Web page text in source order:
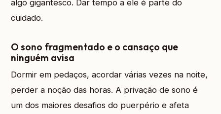
algo gigantesco. Dar tempo a ele é parte do
cuidado.
O sono fragmentado e o cansaço que
ninguém avisa
Dormir em pedaços, acordar várias vezes na noite,
perder a noção das horas. A privação de sono é
um dos maiores desafios do puerpério e afeta